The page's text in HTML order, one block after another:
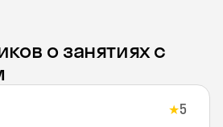
о занятиях с
★5